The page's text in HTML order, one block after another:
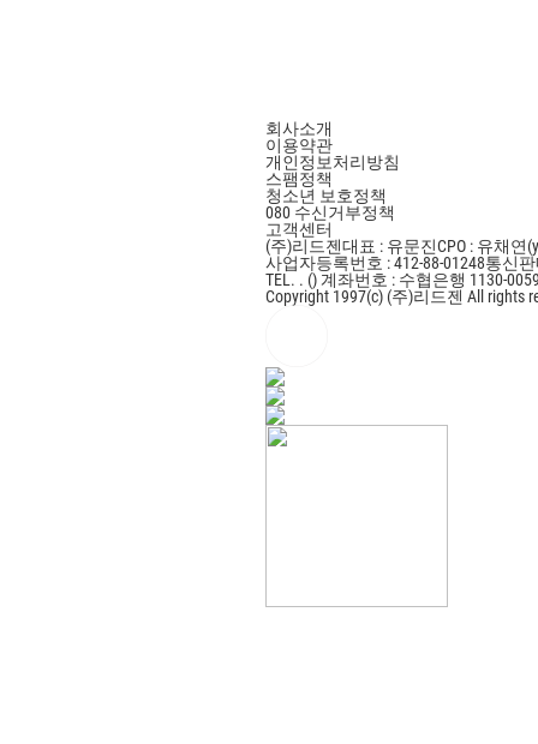
회사소개
이용약관
개인정보처리방침
스팸정책
청소년 보호정책
080 수신거부정책
고객센터
(주)리드젠대표 : 유문진CPO : 유채연
사업자등록번호 : 412-88-01248통신
TEL. . () 계좌번호 : 수협은행 1130-
Copyright 1997(c) (주)리드젠 All rights